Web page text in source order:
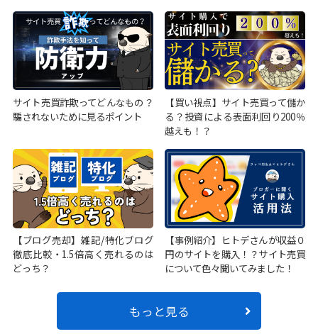
サイト売買詐欺ってどんなもの？
騙されないために見るポイント
【買い視点】サイト売買って儲か
る？投資による表面利回り200％
越えも！？
【ブログ売却】雑記/特化ブログ
徹底比較・1.5倍高く売れるのは
どっち？
【事例紹介】ヒトデさんが収益０
円のサイトを購入！？サイト売買
について色々聞いてみました！
もっと見る